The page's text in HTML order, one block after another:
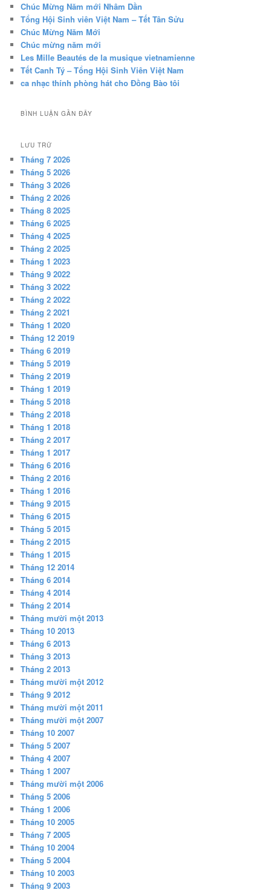
Chúc Mừng Năm mới Nhâm Dần
Tổng Hội Sinh viên Việt Nam – Tết Tân Sửu
Chúc Mừng Năm Mới
Chúc mừng năm mới
Les Mille Beautés de la musique vietnamienne
Tết Canh Tý – Tổng Hội Sinh Viên Việt Nam
ca nhạc thính phòng hát cho Đồng Bào tôi
BÌNH LUẬN GẦN ĐÂY
LƯU TRỮ
Tháng 7 2026
Tháng 5 2026
Tháng 3 2026
Tháng 2 2026
Tháng 8 2025
Tháng 6 2025
Tháng 4 2025
Tháng 2 2025
Tháng 1 2023
Tháng 9 2022
Tháng 3 2022
Tháng 2 2022
Tháng 2 2021
Tháng 1 2020
Tháng 12 2019
Tháng 6 2019
Tháng 5 2019
Tháng 2 2019
Tháng 1 2019
Tháng 5 2018
Tháng 2 2018
Tháng 1 2018
Tháng 2 2017
Tháng 1 2017
Tháng 6 2016
Tháng 2 2016
Tháng 1 2016
Tháng 9 2015
Tháng 6 2015
Tháng 5 2015
Tháng 2 2015
Tháng 1 2015
Tháng 12 2014
Tháng 6 2014
Tháng 4 2014
Tháng 2 2014
Tháng mười một 2013
Tháng 10 2013
Tháng 6 2013
Tháng 3 2013
Tháng 2 2013
Tháng mười một 2012
Tháng 9 2012
Tháng mười một 2011
Tháng mười một 2007
Tháng 10 2007
Tháng 5 2007
Tháng 4 2007
Tháng 1 2007
Tháng mười một 2006
Tháng 5 2006
Tháng 1 2006
Tháng 10 2005
Tháng 7 2005
Tháng 10 2004
Tháng 5 2004
Tháng 10 2003
Tháng 9 2003